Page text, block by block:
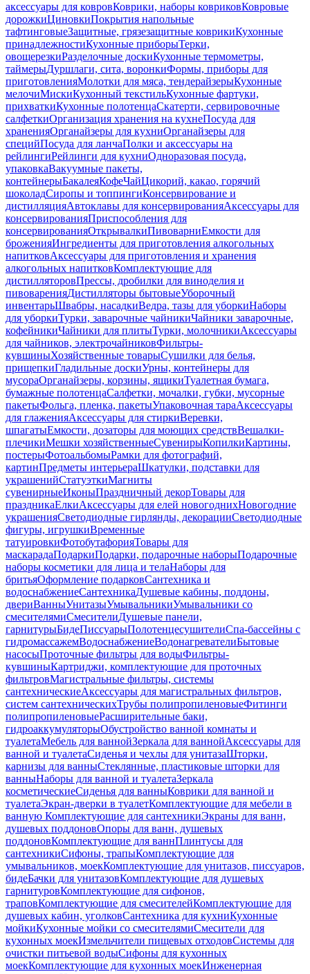
аксессуары для ковровКоврики, наборы ковриковКовровые
дорожкиЦиновкиПокрытия напольные
тафтинговыеЗащитные, грязезащитные коврикиКухонные
принадлежностиКухонные приборыТерки,
овощерезкиРазделочные доскиКухонные термометры,
таймерыДуршлаги, сита, воронкиФормы, приборы для
приготовленияМолотки для мяса, тендерайзерыКухонные
мелочиМискиКухонный текстильКухонные фартуки,
прихваткиКухонные полотенцаСкатерти, сервировочные
салфеткиОрганизация хранения на кухнеПосуда для
храненияОрганайзеры для кухниОрганайзеры для
специйПосуда для ланчаПолки и аксессуары на
рейлингиРейлинги для кухниОдноразовая посуда,
упаковкаВакуумные пакеты,
контейнерыБакалеяКофеЧайЦикорий, какао, горячий
шоколадСиропы и топпингиКонсервирование и
дистилляцияАвтоклавы для консервированияАксессуары для
консервированияПриспособления для
консервированияОткрывалкиПивоварниЕмкости для
броженияИнгредиенты для приготовления алкогольных
напитковАксессуары для приготовления и хранения
алкогольных напитковКомплектующие для
дистилляторовПрессы, дробилки для виноделия и
пивоваренияДистилляторы бытовыеУборочный
инвентарьШвабры, насадкиВедра, тазы для уборкиНаборы
для уборкиТурки, заварочные чайникиЧайники заварочные,
кофейникиЧайники для плитыТурки, молочникиАксессуары
для чайников, электрочайниковФильтры-
кувшиныХозяйственные товарыСушилки для белья,
прищепкиГладильные доскиУрны, контейнеры для
мусораОрганайзеры, корзины, ящикиТуалетная бумага,
бумажные полотенцаСалфетки, мочалки, губки, мусорные
пакетыФольга, пленка, пакетыУпаковочная тараАксессуары
для глаженияАксессуары для стиркиВеревки,
шпагатыЕмкости, дозаторы для моющих средствВешалки-
плечикиМешки хозяйственныеСувенирыКопилкиКартины,
постерыФотоальбомыРамки для фотографий,
картинПредметы интерьераШкатулки, подставки для
украшенийСтатуэткиМагниты
сувенирныеИконыПраздничный декорТовары для
праздникаЕлкиАксессуары для елей новогоднихНовогодние
украшенияСветодиодные гирлянды, декорацииСветодиодные
фигуры, игрушкиВременные
татуировкиФотобутафорияТовары для
маскарадаПодаркиПодарки, подарочные наборыПодарочные
наборы косметики для лица и телаНаборы для
бритьяОформление подарковСантехника и
водоснабжениеСантехникаДушевые кабины, поддоны,
двериВанныУнитазыУмывальникиУмывальники со
смесителямиСмесителиДушевые панели,
гарнитурыБидеПиссуарыПолотенцесушителиСпа-бассейны с
гидромассажемВодоснабжениеВодонагревателиБытовые
насосыПроточные фильтры для водыФильтры-
кувшиныКартриджи, комплектующие для проточных
фильтровМагистральные фильтры, системы
сантехническиеАксессуары для магистральных фильтров,
систем сантехническихТрубы полипропиленовыеФитинги
полипропиленовыеРасширительные баки,
гидроаккумуляторыОбустройство ванной комнаты и
туалетаМебель для ваннойЗеркала для ваннойАксессуары для
ванной и туалетаСиденья и чехлы для унитазаШторки,
карнизы для ванныСтеклянные, пластиковые шторки для
ванныНаборы для ванной и туалетаЗеркала
косметическиеСиденья для ванныКоврики для ванной и
туалетаЭкран-дверки в туалетКомплектующие для мебели в
ванную Комплектующие для сантехникиЭкраны для ванн,
душевых поддоновОпоры для ванн, душевых
поддоновКомплектующие для ваннПлинтусы для
сантехникиСифоны, трапыКомплектующие для
умывальников, моекКомплектующие для унитазов, писсуаров,
бидеБачки для унитазовКомплектующие для душевых
гарнитуровКомплектующие для сифонов,
траповКомплектующие для смесителейКомплектующие для
душевых кабин, уголковСантехника для кухниКухонные
мойкиКухонные мойки со смесителямиСмесители для
кухонных моекИзмельчители пищевых отходовСистемы для
очистки питьевой водыСифоны для кухонных
моекКомплектующие для кухонных моекИнженерная